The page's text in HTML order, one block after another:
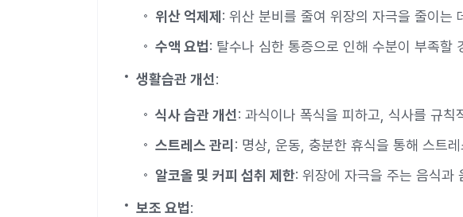
위산 억제제 : 위산 분비를 줄여 위장의 자극을 줄이는
수액 요법: 탈수나 심한 통증으로 인해 수분이 부족할
생활습관 개선:
식사 습관 개선: 과식이나 폭식을 피하고, 식사를 규칙
스트레스 관리 : 명상, 운동, 충분한 휴식을 통해 스트
알코올 및 커피 섭취 제한: 위장에 자극을 주는 음식과
보조 요법: